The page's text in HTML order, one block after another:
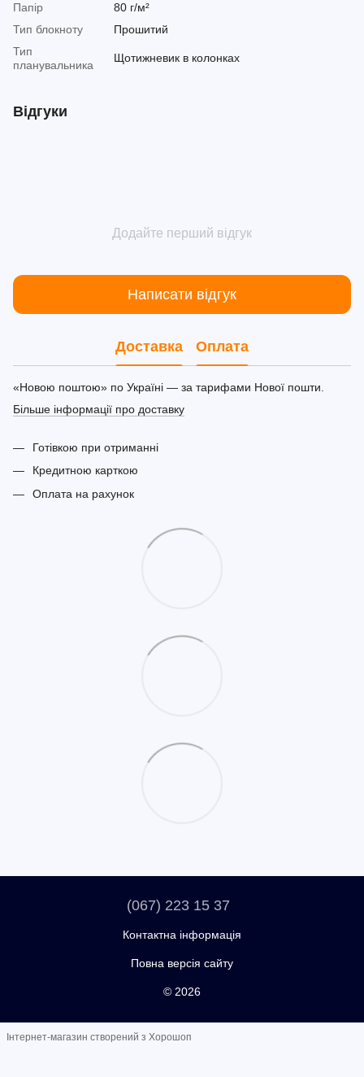
Папір
80 г/м²
Тип блокноту
Прошитий
Тип
планувальника
Щотижневик в колонках
Відгуки
Додайте перший відгук
Написати відгук
Доставка Оплата
«Новою поштою» по Україні — за тарифами Нової пошти.
Більше інформації про доставку
Готівкою при отриманні
Кредитною карткою
Оплата на рахунок
(067) 223 15 37
Контактна інформація
Повна версія сайту
© 2026
Інтернет-магазин створений з Хорошоп